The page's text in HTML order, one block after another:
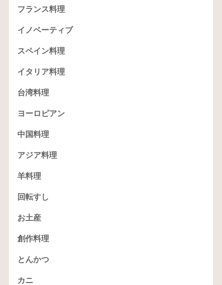
フランス料理
イノベーティブ
スペイン料理
イタリア料理
台湾料理
ヨーロピアン
中国料理
アジア料理
羊料理
回転すし
お土産
創作料理
とんかつ
カニ